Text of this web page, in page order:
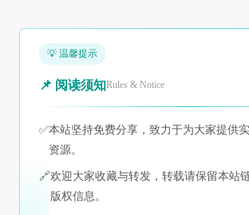
💡 温馨提示
📌 阅读须知Rules & Notice
✅本站坚持免费分享，致力于为大家提供
资源。
🔗欢迎大家收藏与转发，转载请保留本站
版权信息。